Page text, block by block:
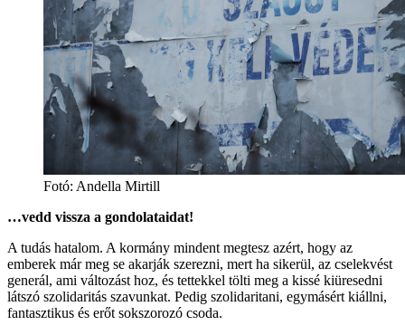
Fotó: Andella Mirtill
…vedd vissza a gondolataidat!
A tudás hatalom. A kormány mindent megtesz azért, hogy az
emberek már meg se akarják szerezni, mert ha sikerül, az cselekvést
generál, ami változást hoz, és tettekkel tölti meg a kissé kiüresedni
látszó szolidaritás szavunkat. Pedig szolidaritani, egymásért kiállni,
fantasztikus és erőt sokszorozó csoda.